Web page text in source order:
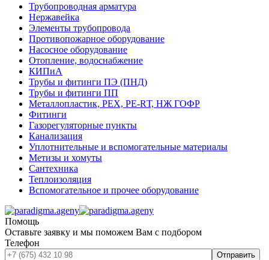
Трубопроводная арматура
Нержавейка
Элементы трубопровода
Противопожарное оборудование
Насосное оборудование
Отопление, водоснабжение
КИПиА
Трубы и фитинги ПЭ (ПНД)
Трубы и фитинги ПП
Металлопластик, РЕХ, РЕ-RТ, НЖ ГОФР
Фитинги
Газорегуляторные пункты
Канализация
Уплотнительные и вспомогательные материалы
Метизы и хомуты
Сантехника
Теплоизоляция
Вспомогательное и прочее оборудование
Помощь
Оставьте заявку и мы поможем Вам с подбором
Телефон
Отправить